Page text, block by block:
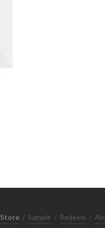
Store / Sample / Redeem /